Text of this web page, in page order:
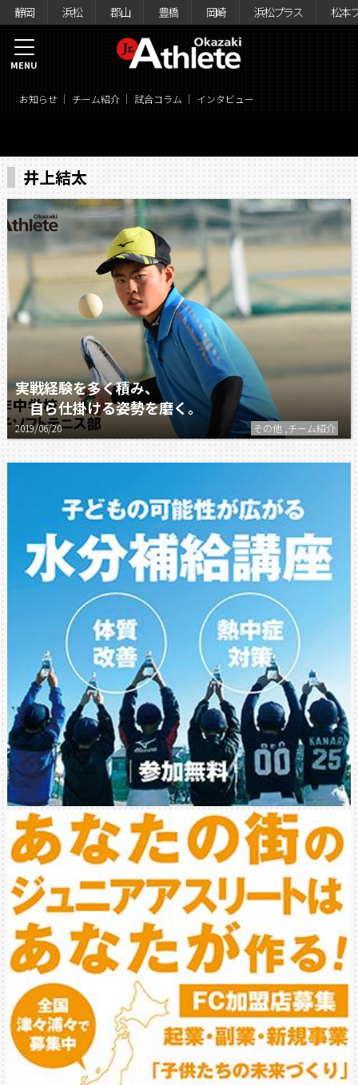
静岡 浜松 郡山 豊橋 岡崎 浜松プラス 松本
お知らせ チーム紹介 試合コラム インタビュー
MENU
井上結太
実戦経験を多く積み、
自ら仕掛ける姿勢を磨く。
2019/06/20 その他 ,チーム紹介